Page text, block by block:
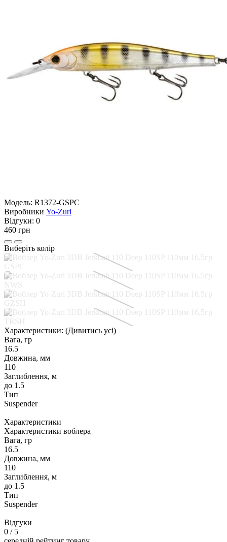
Модель: R1372-GSPC
Виробники Yo-Zuri
Відгуки: 0
460 грн
Виберіть колір
Характеристики: (Дивитись усі)
Вага, гр
16.5
Довжина, мм
110
Заглиблення, м
до 1.5
Тип
Suspender
Характеристики
Характеристики воблера
Вага, гр
16.5
Довжина, мм
110
Заглиблення, м
до 1.5
Тип
Suspender
Відгуки
0 / 5